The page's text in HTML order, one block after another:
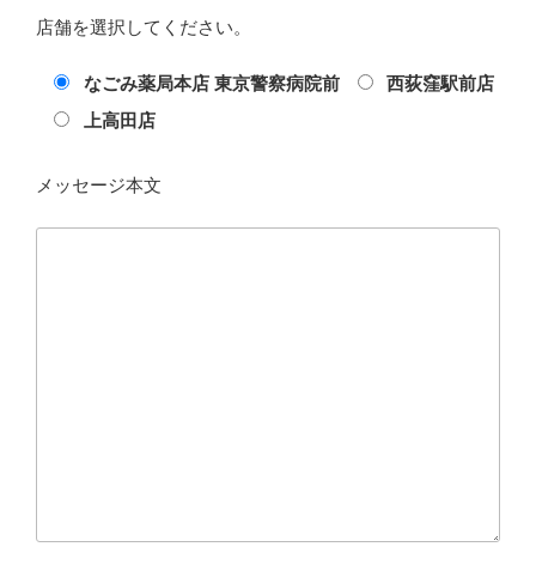
店舗を選択してください。
なごみ薬局本店 東京警察病院前
西荻窪駅前店
上高田店
メッセージ本文